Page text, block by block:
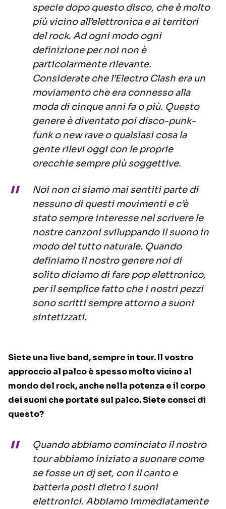
specie dopo questo disco, che è molto
più vicino all’elettronica e ai territori
del rock. Ad ogni modo ogni
definizione per noi non è
particolarmente rilevante.
Considerate che l’Electro Clash era un
moviamento che era connesso alla
moda di cinque anni fa o più. Questo
genere è diventato poi disco-punk-
funk o new rave o qualsiasi cosa la
gente rilevi oggi con le proprie
orecchie sempre più soggettive.
Noi non ci siamo mai sentiti parte di
nessuno di questi movimenti e c’è
stato sempre interesse nel scrivere le
nostre canzoni sviluppando il suono in
modo del tutto naturale. Quando
definiamo il nostro genere noi di
solito diciamo di fare pop elettronico,
per il semplice fatto che i nostri pezzi
sono scritti sempre attorno a suoni
sintetizzati.
Siete una live band, sempre in tour. Il vostro
approccio al palco è spesso molto vicino al
mondo del rock, anche nella potenza e il corpo
dei suoni che portate sul palco. Siete consci di
questo?
Quando abbiamo cominciato il nostro
tour abbiamo iniziato a suonare come
se fosse un dj set, con il canto e
batteria posti dietro i suoni
elettronici. Abbiamo immediatamente